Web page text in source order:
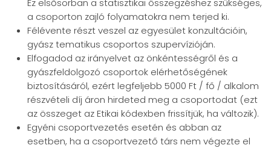
Ez elsősorban a statisztikai összegzéshez szükséges,
a csoporton zajló folyamatokra nem terjed ki.
Félévente részt veszel az egyesület konzultációin,
gyász tematikus csoportos szupervízióján.
Elfogadod az irányelvet az önkéntességről és a
gyászfeldolgozó csoportok elérhetőségének
biztosításáról, ezért legfeljebb 5000 Ft / fő / alkalom
részvételi díj áron hirdeted meg a csoportodat (ezt
az összeget az Etikai kódexben frissítjük, ha változik).
Egyéni csoportvezetés esetén és abban az
esetben, ha a csoportvezető társ nem végezte el